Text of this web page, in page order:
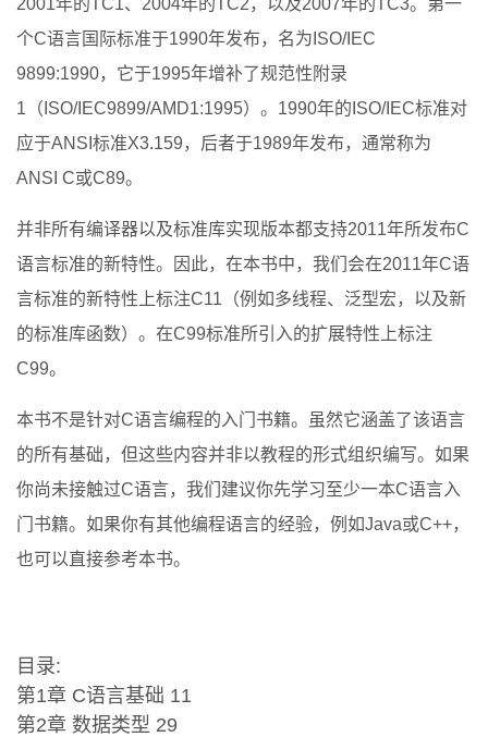
2001年的TC1、2004年的TC2，以及2007年的TC3。第一
个C语言国际标准于1990年发布，名为ISO/IEC
9899:1990，它于1995年增补了规范性附录
1（ISO/IEC9899/AMD1:1995）。1990年的ISO/IEC标准对
应于ANSI标准X3.159，后者于1989年发布，通常称为
ANSI C或C89。
并非所有编译器以及标准库实现版本都支持2011年所发布C
语言标准的新特性。因此，在本书中，我们会在2011年C语
言标准的新特性上标注C11（例如多线程、泛型宏，以及新
的标准库函数）。在C99标准所引入的扩展特性上标注
C99。
本书不是针对C语言编程的入门书籍。虽然它涵盖了该语言
的所有基础，但这些内容并非以教程的形式组织编写。如果
你尚未接触过C语言，我们建议你先学习至少一本C语言入
门书籍。如果你有其他编程语言的经验，例如Java或C++，
也可以直接参考本书。
目录:
第1章 C语言基础 11
第2章 数据类型 29